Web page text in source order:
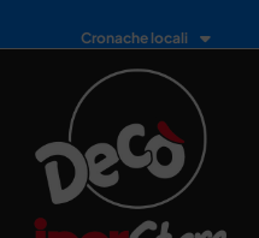
Cronache locali